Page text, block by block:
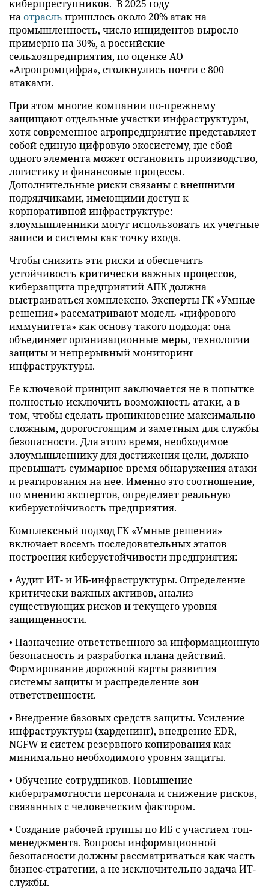
киберпреступников. В 2025 году
на отрасль пришлось около 20% атак на
промышленность, число инцидентов выросло
примерно на 30%, а российские
сельхозпредприятия, по оценке АО
«Агропромцифра», столкнулись почти с 800
атаками.
При этом многие компании по-прежнему
защищают отдельные участки инфраструктуры,
хотя современное агропредприятие представляет
собой единую цифровую экосистему, где сбой
одного элемента может остановить производство,
логистику и финансовые процессы.
Дополнительные риски связаны с внешними
подрядчиками, имеющими доступ к
корпоративной инфраструктуре:
злоумышленники могут использовать их учетные
записи и системы как точку входа.
Чтобы снизить эти риски и обеспечить
устойчивость критически важных процессов,
киберзащита предприятий АПК должна
выстраиваться комплексно. Эксперты ГК «Умные
решения» рассматривают модель «цифрового
иммунитета» как основу такого подхода: она
объединяет организационные меры, технологии
защиты и непрерывный мониторинг
инфраструктуры.
Ее ключевой принцип заключается не в попытке
полностью исключить возможность атаки, а в
том, чтобы сделать проникновение максимально
сложным, дорогостоящим и заметным для службы
безопасности. Для этого время, необходимое
злоумышленнику для достижения цели, должно
превышать суммарное время обнаружения атаки
и реагирования на нее. Именно это соотношение,
по мнению экспертов, определяет реальную
киберустойчивость предприятия.
Комплексный подход ГК «Умные решения»
включает восемь последовательных этапов
построения киберустойчивости предприятия:
• Аудит ИТ- и ИБ-инфраструктуры. Определение
критически важных активов, анализ
существующих рисков и текущего уровня
защищенности.
• Назначение ответственного за информационную
безопасность и разработка плана действий.
Формирование дорожной карты развития
системы защиты и распределение зон
ответственности.
• Внедрение базовых средств защиты. Усиление
инфраструктуры (харденинг), внедрение EDR,
NGFW и систем резервного копирования как
минимально необходимого уровня защиты.
• Обучение сотрудников. Повышение
киберграмотности персонала и снижение рисков,
связанных с человеческим фактором.
• Создание рабочей группы по ИБ с участием топ-
менеджмента. Вопросы информационной
безопасности должны рассматриваться как часть
бизнес-стратегии, а не исключительно задача ИТ-
службы.